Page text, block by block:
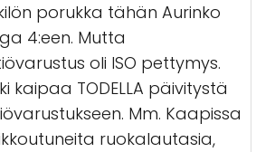
porukka tähän Aurinko
4:een. Mutta
oli ISO pettymys.
kaipaa TODELLA päivitystä
Mm. Kaapissa
ruokalautasia,